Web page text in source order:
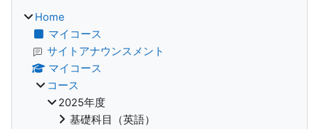
Home
マイコース
サイトアナウンスメント
マイコース
コース
2025年度
基礎科目（英語）